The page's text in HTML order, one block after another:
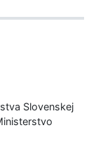
Slovenskej